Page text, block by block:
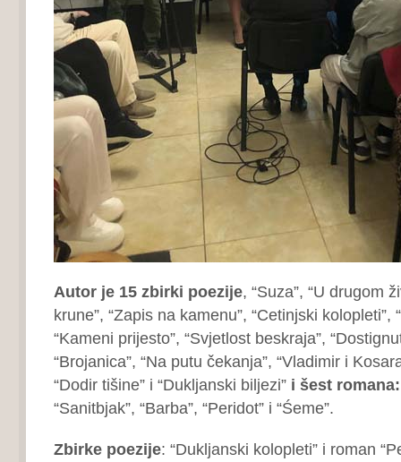
Autor je 15 zbirki poezije, “Suza”, “U drugom
krune”, “Zapis na kamenu”, “Cetinjski kolopleti”,
“Kameni prijesto”, “Svjetlost beskraja”,
“Brojanica”, “Na putu čekanja”, “Vladimir i
“Dodir tišine” i “Dukljanski biljezi” i šest
“Sanitbjak”, “Barba”, “Peridot” i “Śeme”.
Zbirke poezije: “Dukljanski kolopleti” i roman